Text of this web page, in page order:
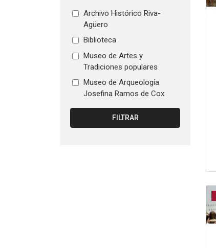
Archivo Histórico Riva-
Agüero
Biblioteca
Museo de Artes y
Tradiciones populares
Museo de Arqueología
Josefina Ramos de Cox
FILTRAR